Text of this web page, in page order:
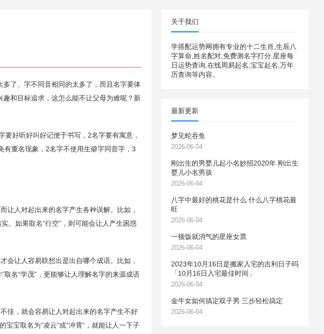
了、字不同音相同的太多了，而且名字要体
和目标追求，这怎么能不让父母为难呢？新
好听好叫好记便于书写，2名字要有寓意，
重名现象，2名字不使用生僻字同音字，3
人对起出来的名字产生各种误解。比如，
。如果取名“行空”，则可能会让人产生困惑
让人容易联想出是出自哪个成语。比如，
取名“学茂”，更能够让人理解名字的来源成语
，就会容易让人对起出来的名字产生不好
宝宝取名为“凌云”或“冲霄”，就能让人一下子
关于我们
学搭配运势网拥有专业的十二生肖,生辰八
字算命,姓名配对,免费测名字打分,星座每
日运势查询,在线周易起名,宝宝起名,万年
历查询等内容。
最新更新
梦见蛇吞鱼
2026-06-04
刚出生的男婴儿起小名妙招2020年 刚出生
婴儿小名男孩
2026-06-04
八字中最好的桃花是什么 什么八字桃花最
旺
2026-06-04
一顿饭就消气的星座女票
2026-06-04
2023年10月16日是搬家入宅的吉利日子吗
「10月16日入宅最佳时间」
2026-06-04
金牛女如何搞定双子男 三步轻松搞定
2026-06-04